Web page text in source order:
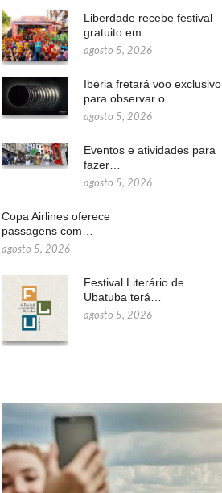
Liberdade recebe festival
gratuito em…
agosto 5, 2026
Iberia fretará voo exclusivo
para observar o…
agosto 5, 2026
Eventos e atividades para
fazer…
agosto 5, 2026
Copa Airlines oferece
passagens com…
agosto 5, 2026
Festival Literário de
Ubatuba terá…
agosto 5, 2026